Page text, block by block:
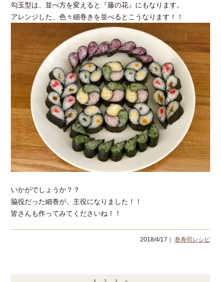
勾玉型は、並べ方を変えると『藤の花』にもなります。
アレンジした、色々細巻きを並べるとこうなります！！
いかがでしょうか？？
脇役だった細巻が、主役になりました！！
皆さんも作ってみてくださいね！！
2018/4/17｜ 巻寿司レシピ